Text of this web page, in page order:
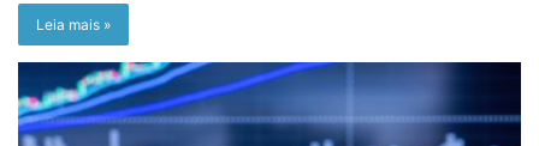
Leia mais »